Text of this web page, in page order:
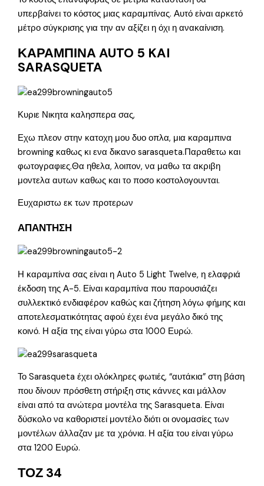
υπερβαίνει το κόστος μιας καραμπίνας. Αυτό είναι αρκετό
μέτρο σύγκρισης για την αν αξίζει η όχι η ανακαίνιση.
ΚΑΡΑΜΠΙΝΑ AUTO 5 KAI
SARASQUETA
Κυριε Νικητα καλησπερα σας,
Εχω πλεον στην κατοχη μου δυο οπλα, μια καραμπινα
browning καθως κι ενα δικανο sarasqueta.Παραθετω και
φωτογραφιες.Θα ηθελα, λοιπον, να μαθω τα ακριβη
μοντελα αυτων καθως και το ποσο κοστολογουνται.
Ευχαριστω εκ των προτερων
ΑΠΑΝΤΗΣΗ
Η καραμπίνα σας είναι η Auto 5 Light Twelve, η ελαφριά
έκδοση της Α-5. Είναι καραμπίνα που παρουσιάζει
συλλεκτικό ενδιαφέρον καθώς και ζήτηση λόγω φήμης και
αποτελεσματικότητας αφού έχει ένα μεγάλο δικό της
κοινό. Η αξία της είναι γύρω στα 1000 Ευρώ.
Το Sarasqueta έχει ολόκληρες φωτιές, “αυτάκια” στη βάση
που δίνουν πρόσθετη στήριξη στις κάννες και μάλλον
είναι από τα ανώτερα μοντέλα της Sarasqueta. Είναι
δύσκολο να καθοριστεί μοντέλο διότι οι ονομασίες των
μοντέλων άλλαζαν με τα χρόνια. Η αξία του είναι γύρω
στα 1200 Ευρώ.
ΤΟΖ 34